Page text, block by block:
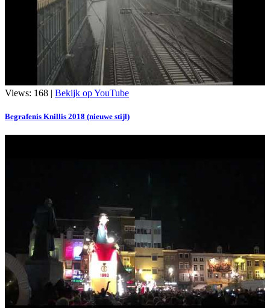
Views: 168 | Bekijk op YouTube
Begrafenis Knillis 2018 (nieuwe stijl)